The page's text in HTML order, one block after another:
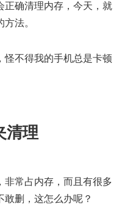
正确清理内存，今天，就
法。
清理
非常占内存，而且有很多
删，这怎么办呢？